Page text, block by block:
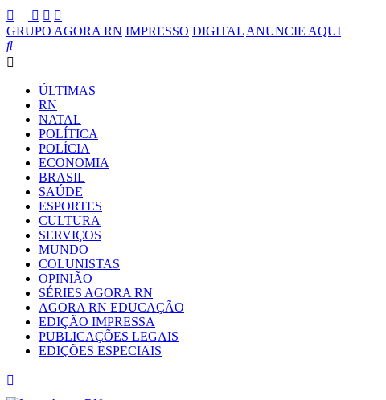
GRUPO AGORA RN IMPRESSO DIGITAL ANUNCIE AQUI
ÚLTIMAS
RN
NATAL
POLÍTICA
POLÍCIA
ECONOMIA
BRASIL
SAÚDE
ESPORTES
CULTURA
SERVIÇOS
MUNDO
COLUNISTAS
OPINIÃO
SÉRIES AGORA RN
AGORA RN EDUCAÇÃO
EDIÇÃO IMPRESSA
PUBLICAÇÕES LEGAIS
EDIÇÕES ESPECIAIS